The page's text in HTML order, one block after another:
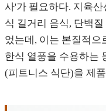
사'가 필요하다. 지육
식 길거리 음식, 단백
었는데, 이는 본질적으
한식 열풍을 수용하는
(피트니스 식단)을 제